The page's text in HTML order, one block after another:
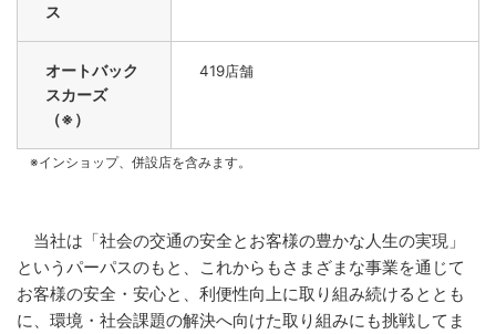
ス
オートバック
スカーズ
（※）
419店舗
※インショップ、併設店を含みます。
当社は「社会の交通の安全とお客様の豊かな人生の実現」
というパーパスのもと、これからもさまざまな事業を通じて
お客様の安全・安心と、利便性向上に取り組み続けるととも
に、環境・社会課題の解決へ向けた取り組みにも挑戦してま